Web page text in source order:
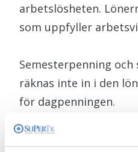
arbetslösheten.
som uppfyller
Semesterpenning
räknas inte in i den
för dagpenningen.
Du kan göra en